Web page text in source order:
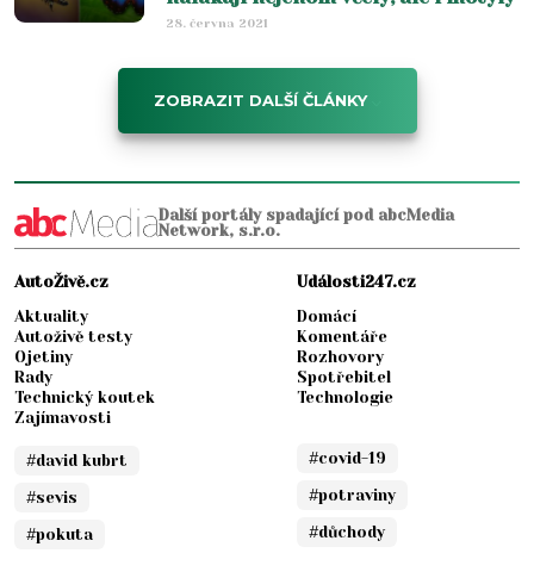
28. června 2021
ZOBRAZIT DALŠÍ ČLÁNKY
Další portály spadající pod abcMedia
Network, s.r.o.
AutoŽivě.cz
Aktuality
Autoživě testy
Ojetiny
Rady
Technický koutek
Zajímavosti
#david kubrt
#sevis
#pokuta
Události247.cz
Domácí
Komentáře
Rozhovory
Spotřebitel
Technologie
#covid-19
#potraviny
#důchody